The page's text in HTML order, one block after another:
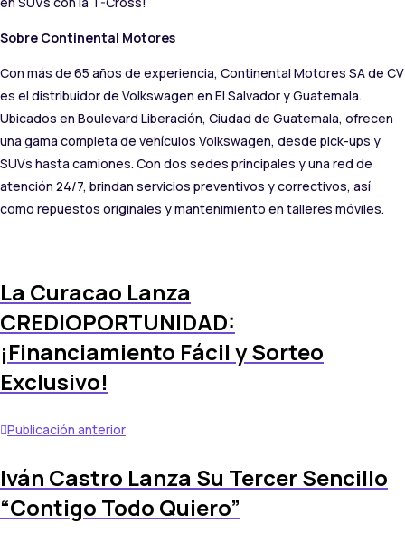
Sobre Continental Motores
Con más de 65 años de experiencia, Continental Motores SA de CV
es el distribuidor de Volkswagen en El Salvador y Guatemala.
Ubicados en Boulevard Liberación, Ciudad de Guatemala, ofrecen
una gama completa de vehículos Volkswagen, desde pick-ups y
SUVs hasta camiones. Con dos sedes principales y una red de
atención 24/7, brindan servicios preventivos y correctivos, así
como repuestos originales y mantenimiento en talleres móviles.
La Curacao Lanza
CREDIOPORTUNIDAD:
¡Financiamiento Fácil y Sorteo
Exclusivo!
Publicación anterior
Iván Castro Lanza Su Tercer Sencillo
“Contigo Todo Quiero”